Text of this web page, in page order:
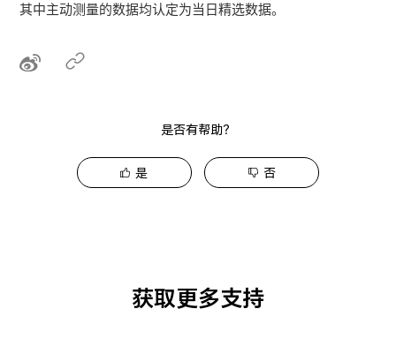
其中主动测量的数据均认定为当日精选数据。
是否有帮助？
是 否
获取更多支持